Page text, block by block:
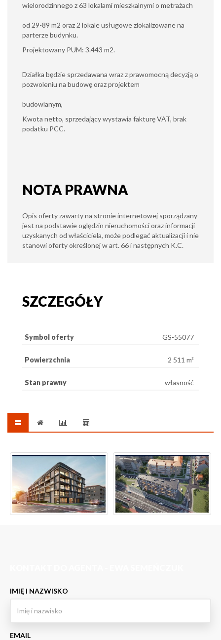
wielorodzinnego z 63 lokalami mieszkalnymi o metrażach
od 29-89 m2 oraz 2 lokale usługowe zlokalizowane na
parterze budynku.
Projektowany PUM: 3.443 m2.
Działka będzie sprzedawana wraz z prawomocną decyzją o
pozwoleniu na budowę oraz projektem
budowlanym,
Kwota netto, sprzedający wystawia fakturę VAT, brak
podatku PCC.
NOTA PRAWNA
Opis oferty zawarty na stronie internetowej sporządzany
jest na podstawie oględzin nieruchomości oraz informacji
uzyskanych od właściciela, może podlegać aktualizacji i nie
stanowi oferty określonej w art. 66 i następnych K.C.
SZCZEGÓŁY
Symbol oferty GS-55077
Powierzchnia 2 511 m²
Stan prawny własność
IMIĘ I NAZWISKO
EMAIL